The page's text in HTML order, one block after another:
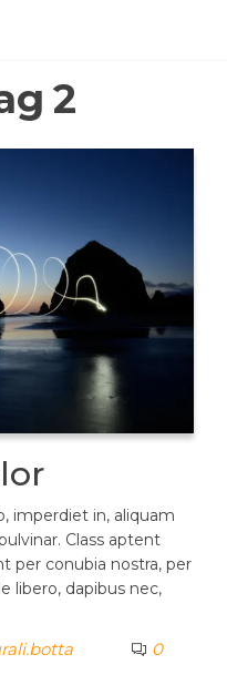
2
imperdiet in, aliquam
Class aptent
per conubia nostra, per
libero, dapibus nec,
0